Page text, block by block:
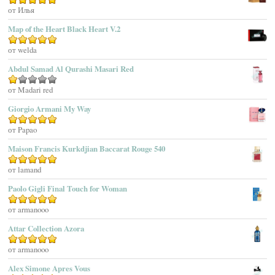
Adamo Parfum
Adidas
Adolfo Dominguez
Adrienne Vittadini
Aedes De Venustas
Aerin Lauder
Aether
Affinessence
Afnan Perfumes
Agatha Ruiz De La Prada
Agatho Parfum
Agent Provocateur
Agnes B
Agonist
Ahjaar
Aigner
Aj Arabia (Widian)
Оценка
от Илья
Map of the Heart Black Heart V.2
Оценка5
от welda
Abdul Samad Al Qurashi Masari Red
Оценка
1
из
5
от Madari red
Giorgio Armani My Way
Оценка5
от Papao
Maison Francis Kurkdjian Baccarat Rouge 540
Оценка5из 5
от lamand
Paolo Gigli Final Touch for Woman
Оценка5из 5
от armanooo
Attar Collection Azora
Оценка5из 5
от armanooo
Alex Simone Apres Vous